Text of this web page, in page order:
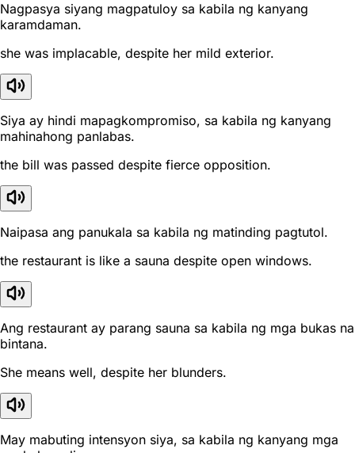
Nagpasya siyang magpatuloy sa kabila ng kanyang
karamdaman.
she was implacable, despite her mild exterior.
Siya ay hindi mapagkompromiso, sa kabila ng kanyang
mahinahong panlabas.
the bill was passed despite fierce opposition.
Naipasa ang panukala sa kabila ng matinding pagtutol.
the restaurant is like a sauna despite open windows.
Ang restaurant ay parang sauna sa kabila ng mga bukas na
bintana.
She means well, despite her blunders.
May mabuting intensyon siya, sa kabila ng kanyang mga